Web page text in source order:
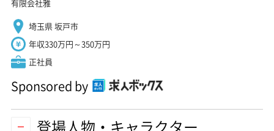
有限会社雅
埼玉県 坂戸市
年収330万円～350万円
正社員
Sponsored by
登場人物・キャラクター